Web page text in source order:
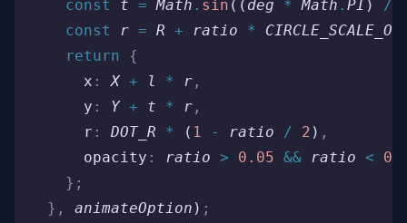
    const
t = Math . sin (( deg * Math . PI ) /
    const
r = R + ratio *
    return
{
      x
: X + l * r ,
      y
: Y + t * r ,
      r
: DOT_R * ( 1 - ratio / 2 ) ,
      opacity
: ratio > 0.05 && ratio <
    };
  },
animateOption ) ;